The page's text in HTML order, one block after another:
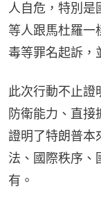
人自危，特別是
等人跟馬杜羅一
毒等罪名起訴，
此次行動不止證
防衛能力、直
證明了特朗普本
法、國際秩序、
有。